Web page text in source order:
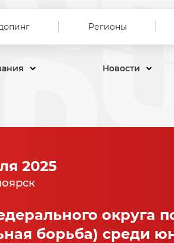
Регионы
Новости
2025
округа
борьба) среди